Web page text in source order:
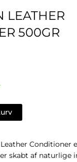
LEATHER
500GR
Conditioner
skabt af naturlige